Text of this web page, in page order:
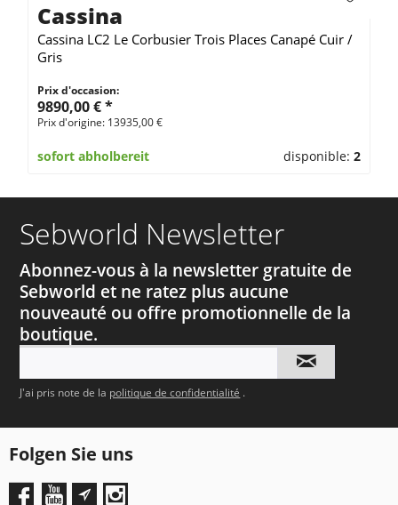
Cassina
Cassina LC2 Le Corbusier Trois Places Canapé Cuir /
Gris
Prix d'occasion:
9890,00 € *
Prix d'origine: 13935,00 €
sofort abholbereit disponible: 2
Sebworld Newsletter
Abonnez-vous à la newsletter gratuite de
Sebworld et ne ratez plus aucune
nouveauté ou offre promotionnelle de la
boutique.
J'ai pris note de la politique de confidentialité .
Folgen Sie uns